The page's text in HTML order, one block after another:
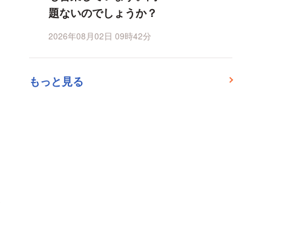
題ないのでしょうか？
2026年08月02日 09時42分
もっと見る